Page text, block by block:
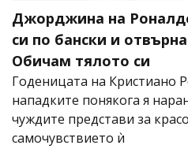
Джорджина на
си по бански и
Обичам тялото си
Годеницата на Кристиано
нападките понякога я
чуждите представи за
самочувствието ѝ